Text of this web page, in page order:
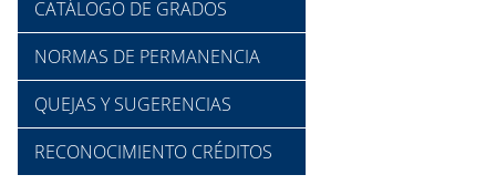
CATÁLOGO DE GRADOS
NORMAS DE PERMANENCIA
QUEJAS Y SUGERENCIAS
RECONOCIMIENTO CRÉDITOS